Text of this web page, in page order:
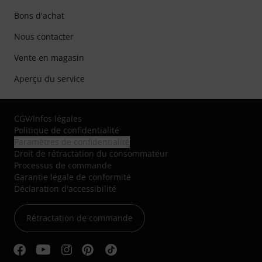
Bons d'achat
Nous contacter
Vente en magasin
Aperçu du service
CGV/Infos légales
Politique de confidentialité
Droit de rétractation du consommateur
Processus de commande
Garantie légale de conformité
Déclaration d'accessibilité
Rétractation de commande